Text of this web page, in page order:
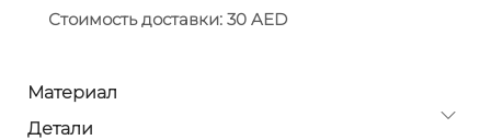
Стоимость доставки: 30 AED
Материал
Детали